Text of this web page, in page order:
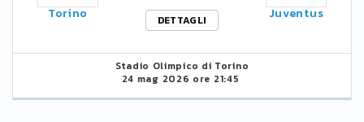
Torino
DETTAGLI
Juventus
Stadio Olimpico di Torino
24 mag 2026 ore 21:45